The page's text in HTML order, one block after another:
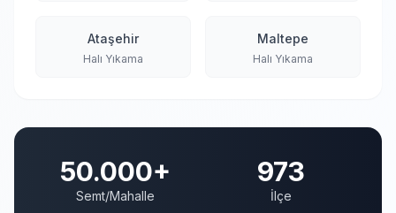
Ataşehir
Halı Yıkama
Maltepe
Halı Yıkama
50.000+
Semt/Mahalle
973
İlçe